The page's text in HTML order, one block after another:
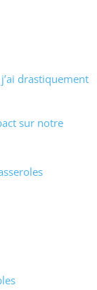
drastiquement
sur notre